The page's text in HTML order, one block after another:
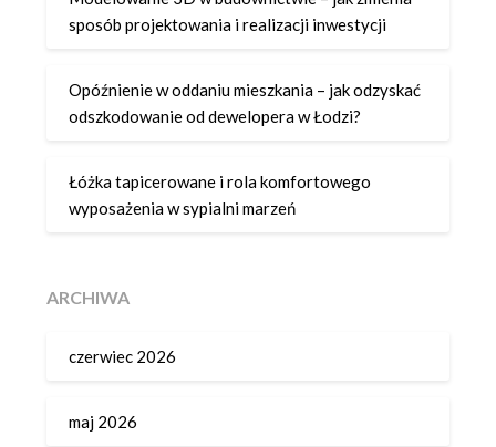
sposób projektowania i realizacji inwestycji
Opóźnienie w oddaniu mieszkania – jak odzyskać
odszkodowanie od dewelopera w Łodzi?
Łóżka tapicerowane i rola komfortowego
wyposażenia w sypialni marzeń
ARCHIWA
czerwiec 2026
maj 2026